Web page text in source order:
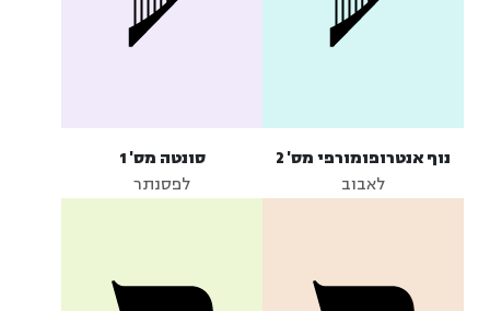
נוף אנטרופומורפי מס' 2
לאבוב
סונטה מס' 1
לפסנתר